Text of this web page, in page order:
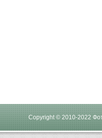
Copyright © 2010-2022